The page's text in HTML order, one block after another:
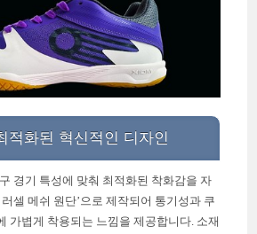
적화된 혁신적인 디자인
경기 특성에 맞춰 최적화된 착화감을 자
셀 메쉬 원단’으로 제작되어 통기성과 쿠
가볍게 착용되는 느낌을 제공합니다. 소재